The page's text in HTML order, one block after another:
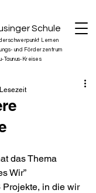
Schule
Lernen
und Förderzentrum
Taunus-Kreises
das Thema
Wir”
Projekte, in die wir